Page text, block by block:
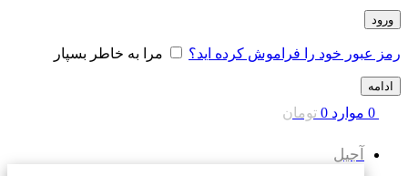
ورود
رمز عبور خود را فراموش کرده اید؟ مرا به خاطر بسپار
ادامه
0 موارد 0 تومان
آجیل